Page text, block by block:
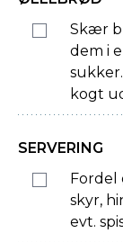
Skær
dem i
kogt
SERVERING
Fordel
skyr,
evt.